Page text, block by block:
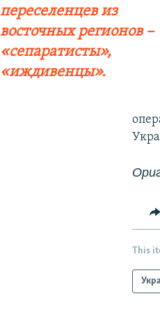
переселенцев из
восточных регионов –
«сепаратисты»,
«иждивенцы».
This